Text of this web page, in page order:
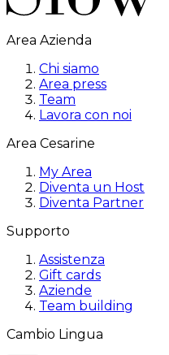
Area Azienda
Chi siamo
Area press
Team
Lavora con noi
Area Cesarine
My Area
Diventa un Host
Diventa Partner
Supporto
Assistenza
Gift cards
Aziende
Team building
Cambio Lingua